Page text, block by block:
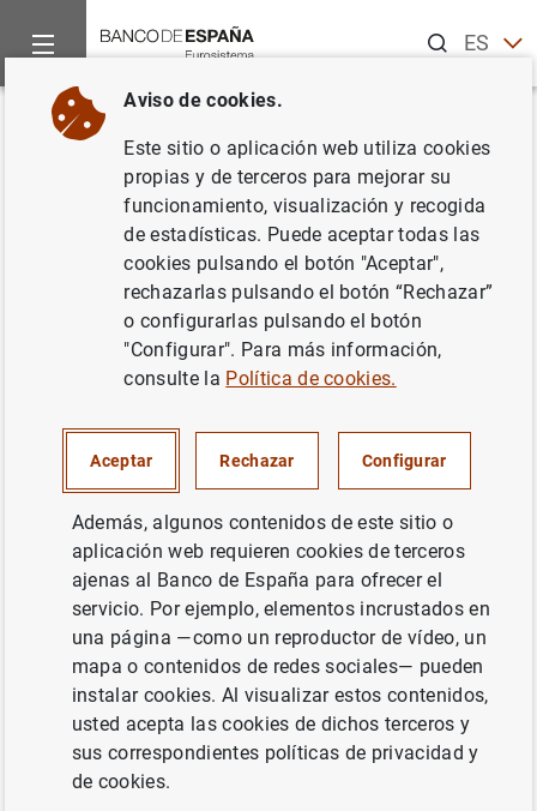
ESEN
Inicio Estadísticas
Volver
Los cuadros del Boletín
Estadístico pasarán a difundirse
también en formato Excel
Boletín Estadístico
A partir del día 2 de octubre de 2019, los cuadros del
Boletín Estadístico pasarán a difundirse también en
formato Excel.
Además, los cuadros 24.4, 14.6, 17.3a, 17.16, 17.21b y
17.44, pasarán a difundirse en un único CSV,
eliminándose la difusión en varios archivos comprimidos
en un único ZIP.
Siguiente
Modificación del cuadro 14....
Aviso de cookies.
Este sitio o aplicación web utiliza cookies
propias y de terceros para mejorar su
funcionamiento, visualización y recogida
de estadísticas. Puede aceptar todas las
cookies pulsando el botón "Aceptar",
rechazarlas pulsando el botón “Rechazar”
o configurarlas pulsando el botón
"Configurar". Para más información,
consulte la Política de cookies.
Aceptar Rechazar Configurar
Además, algunos contenidos de este sitio o
aplicación web requieren cookies de terceros
ajenas al Banco de España para ofrecer el
servicio. Por ejemplo, elementos incrustados en
una página —como un reproductor de vídeo, un
mapa o contenidos de redes sociales— pueden
instalar cookies. Al visualizar estos contenidos,
usted acepta las cookies de dichos terceros y
sus correspondientes políticas de privacidad y
de cookies.